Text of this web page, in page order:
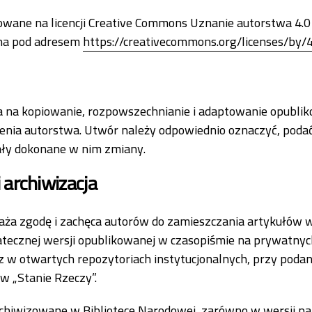
na licencji Creative Commons Uznanie autorstwa 4.0
pod adresemhttps://creativecommons.org/licenses/by/
na kopiowanie, rozpowszechnianie i adaptowanie
autorstwa. Utwór należy odpowiednio oznaczyć,
dokonane w nim zmiany.
zgodę i zachęca autorów do zamieszczania
wersji opublikowanej w czasopiśmie na
otwartych repozytoriach instytucjonalnych, przy
„Stanie Rzeczy”.